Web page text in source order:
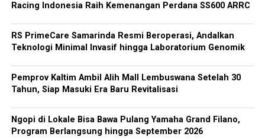
Racing Indonesia Raih Kemenangan Perdana SS600 ARRC
RS PrimeCare Samarinda Resmi Beroperasi, Andalkan
Teknologi Minimal Invasif hingga Laboratorium Genomik
Pemprov Kaltim Ambil Alih Mall Lembuswana Setelah 30
Tahun, Siap Masuki Era Baru Revitalisasi
Ngopi di Lokale Bisa Bawa Pulang Yamaha Grand Filano,
Program Berlangsung hingga September 2026